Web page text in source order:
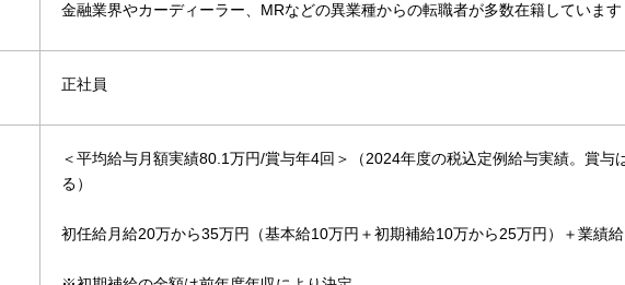
金融業界やカーディーラー、MRなどの異業種からの転職者が多数在籍しています
正社員
＜平均給与月額実績80.1万円/賞与年4回＞（2024年度の税込定例給与実績。賞与
る）
初任給月給20万から35万円（基本給10万円＋初期補給10万から25万円）＋業績給